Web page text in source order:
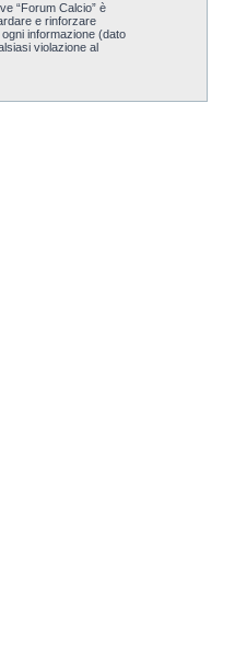
“Forum Calcio” è
e rinforzare
informazione (dato
violazione al